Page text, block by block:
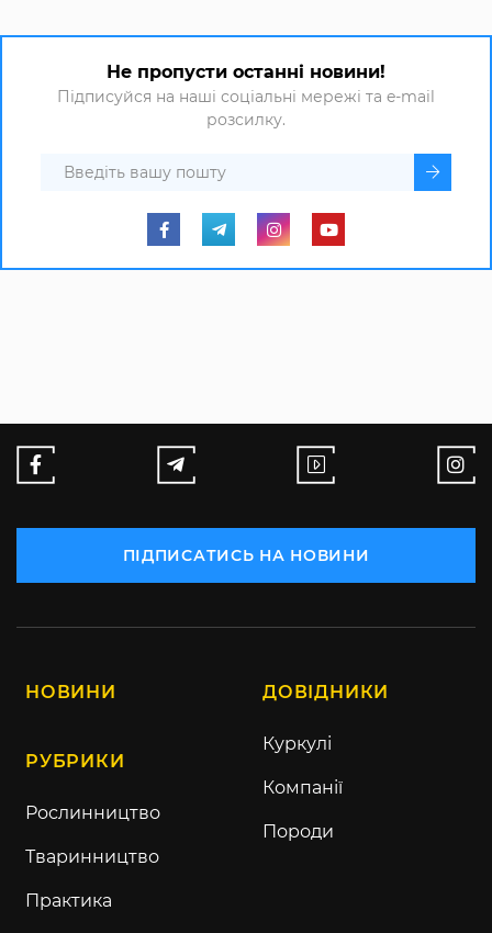
Не пропусти останні новини!
Підписуйся на наші соціальні мережі та e-mail
розсилку.
ПІДПИСАТИСЬ НА НОВИНИ
НОВИНИ
РУБРИКИ
Рослинництво
Тваринництво
Практика
ДОВІДНИКИ
Куркулі
Компанії
Породи